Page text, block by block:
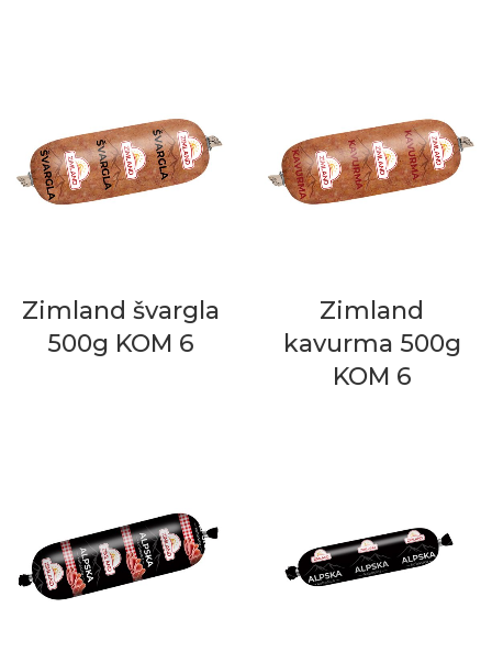
Zimland švargla
500g KOM 6
Zimland
kavurma 500g
KOM 6